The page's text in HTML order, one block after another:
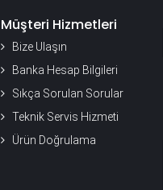
Müşteri Hizmetleri
Bize Ulaşın
Banka Hesap Bilgileri
Sıkça Sorulan Sorular
Teknik Servis Hizmeti
Ürün Doğrulama